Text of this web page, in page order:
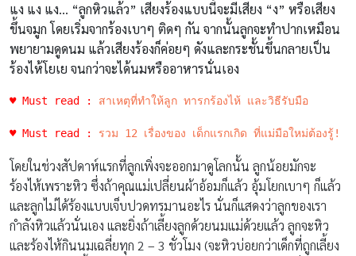
แง แง แง… “ลูกหิวแล้ว” เสียงร้องแบบนี้จะมีเสียง “ง” หรือเสียง
ขึ้นจมูก โดยเริ่มจากร้องเบาๆ ติดๆ กัน จากนั้นลูกจะทำปากเหมือน
พยายามดูดนม แล้วเสียงร้องก็ค่อยๆ ดังและกระชั้นขึ้นกลายเป็น
ร้องไห้โยเย จนกว่าจะได้นมหรืออาหารนั่นเอง
♥ Must read : สาเหตุที่ทำให้ลูก ทารกร้องไห้ และวิธีรับมือ
♥ Must read : รวม 12 เรื่องของ เด็กแรกเกิด ที่แม่มือใหม่ต้องรู้!
โดยในช่วงสัปดาห์แรกที่ลูกเพิ่งจะออกมาดูโลกนั้น ลูกน้อยมักจะ
ร้องไห้เพราะหิว ซึ่งถ้าคุณแม่เปลี่ยนผ้าอ้อมก็แล้ว อุ้มโยกเบาๆ ก็แล้ว
และลูกไม่ได้ร้องแบบเจ็บปวดทรมานอะไร นั่นก็แสดงว่าลูกของเรา
กำลังหิวแล้วนั่นเอง และยิ่งถ้าเลี้ยงลูกด้วยนมแม่ด้วยแล้ว ลูกจะหิว
และร้องไห้กินนมเฉลี่ยทุก 2 – 3 ชั่วโมง (จะหิวบ่อยกว่าเด็กที่ถูกเลี้ยง